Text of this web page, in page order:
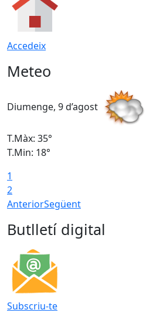
Accedeix
Meteo
Diumenge, 9 d’agost
T.Màx: 35°
T.Min: 18°
1
2
AnteriorSegüent
Butlletí digital
Subscriu-te